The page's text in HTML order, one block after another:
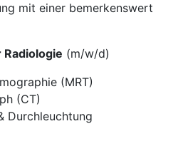
mit einer bemerkenswert
Radiologie (m/w/d)
(MRT)
(CT)
Durchleuchtung